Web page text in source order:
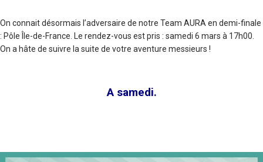
On connait désormais l’adversaire de notre Team AURA en demi-finale
: Pôle Île-de-France. Le rendez-vous est pris : samedi 6 mars à 17h00.
On a hâte de suivre la suite de votre aventure messieurs !
A samedi.